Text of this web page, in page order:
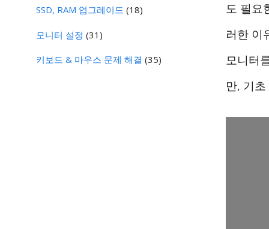
도 필요
러한 이
모니터
만, 기
SSD, RAM 업그레이드 (18)
모니터 설정 (31)
키보드 & 마우스 문제 해결 (35)